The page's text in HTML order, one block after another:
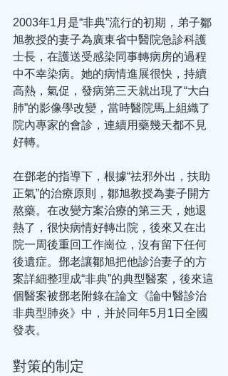
2003年1月是“非典”流行的初期，弟子鄒
旭教授的妻子為廣東省中醫院急診科護
士長，在護送受感染同事轉病房的過程
中不幸染病。她的病情進展很快，持續
高熱，氣促，發病第三天就出現了“大白
肺”的影像學改變，當時醫院馬上組織了
院內專家的會診，連續用藥幾天都不見
好轉。
在鄧老的指導下，根據“祛邪外出，扶助
正氣”的治療原則，鄒旭教授為妻子開方
熬藥。在改變方案治療的第三天，她退
熱了，很快病情好轉出院，後來又在出
院一周後重回工作崗位，沒有留下任何
後遺症。鄧老讓鄒旭把他診治妻子的方
案詳細整理成“非典”的典型醫案，後來這
個醫案被鄧老附錄在論文《論中醫診治
非典型肺炎》中，并於同年5月1日全國
發表。
對策的制定